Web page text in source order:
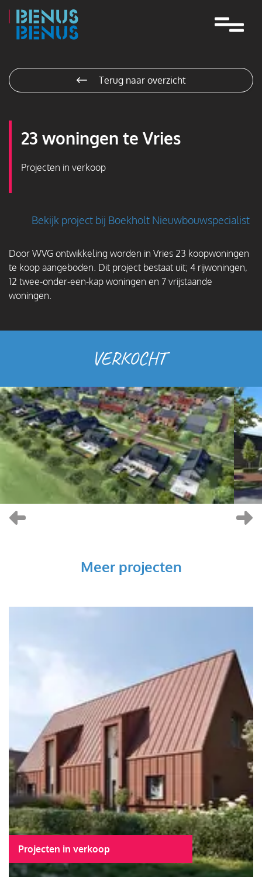
overslaan
Terug naar overzicht
23 woningen te Vries
Projecten in verkoop
Bekijk project bij Boekholt Nieuwbouwspecialist
Door WVG ontwikkeling worden in Vries 23 koopwoningen
te koop aangeboden. Dit project bestaat uit; 4 rijwoningen,
12 twee-onder-een-kap woningen en 7 vrijstaande
woningen.
VERKOCHT
Meer projecten
Projecten in verkoop